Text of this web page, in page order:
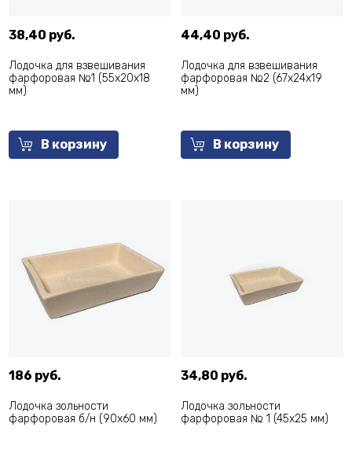
38,40 руб.
Лодочка для взвешивания
фарфоровая №1 (55х20х18
мм)
В корзину
44,40 руб.
Лодочка для взвешивания
фарфоровая №2 (67х24х19
мм)
В корзину
186 руб.
Лодочка зольности
фарфоровая б/н (90х60 мм)
34,80 руб.
Лодочка зольности
фарфоровая № 1 (45х25 мм)